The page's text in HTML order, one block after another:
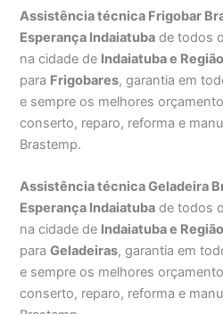
Assistência técnica Frigobar
Esperança Indaiatuba de todos
na cidade de Indaiatuba e Região
para Frigobares, garantia em
e sempre os melhores
conserto, reparo, reforma e
Brastemp.
Assistência técnica Geladeira
Esperança Indaiatuba de todos
na cidade de Indaiatuba e Região
paraGeladeiras, garantia em
e sempre os melhores
conserto, reparo, reforma e